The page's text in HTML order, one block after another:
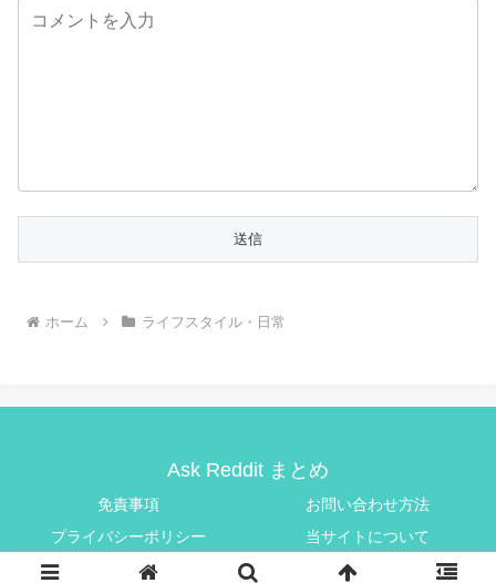
ホーム ライフスタイル・日常
Ask Reddit まとめ
免責事項
お問い合わせ方法
プライバシーポリシー
当サイトについて
© 2025 Ask Reddit まとめ.